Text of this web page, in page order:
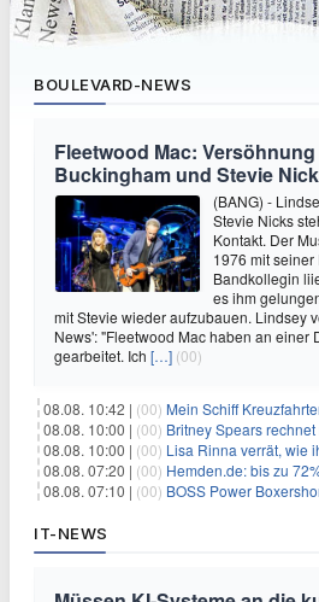
BOULEVARD-NEWS
Fleetwood Mac:
Buckingham und Stevie
(BANG) -
Stevie Nicks
Kontakt. Der
1976 mit
Bandkollegin
es ihm
mit Stevie wieder aufzubauen. Lindsey
News': "Fleetwood Mac haben an einer
gearbeitet. Ich […] (00)
08.08. 10:42 | (00) Mein Schiff Kreuzfahrten:
08.08. 10:00 | (00) Britney Spears rechnet mit ihren Eltern
08.08. 10:00 | (00) Lisa Rinna verrät, wie
08.08. 07:20 | (00) Hemden.de: bis zu 72% im
08.08. 07:10 | (00) BOSS Power
IT-NEWS